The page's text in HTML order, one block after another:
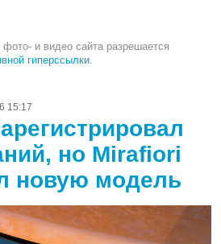
фото- и видео сайта разрешается
гиперссылки
15:17
но Mirafiori
новую модель